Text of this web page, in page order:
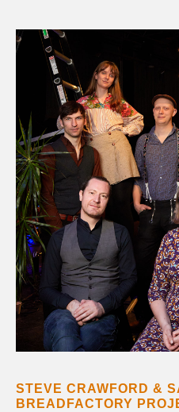
STEVE CRAWFORD &
BREADFACTORY